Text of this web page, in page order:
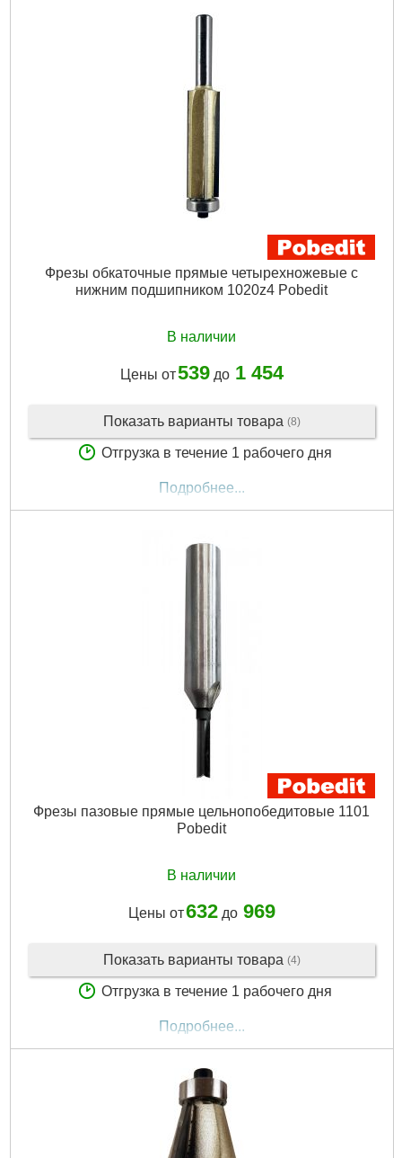
Фрезы обкаточные прямые четырехножевые с
нижним подшипником 1020z4 Pobedit
В наличии
Цены от539до 1 454
Показать варианты товара (8)
Отгрузка в течение 1 рабочего дня
Подробнее...
Фрезы пазовые прямые цельнопобедитовые 1101
Pobedit
В наличии
Цены от632до 969
Показать варианты товара (4)
Отгрузка в течение 1 рабочего дня
Подробнее...